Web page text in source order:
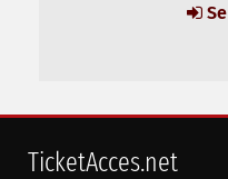
TicketAcces.net